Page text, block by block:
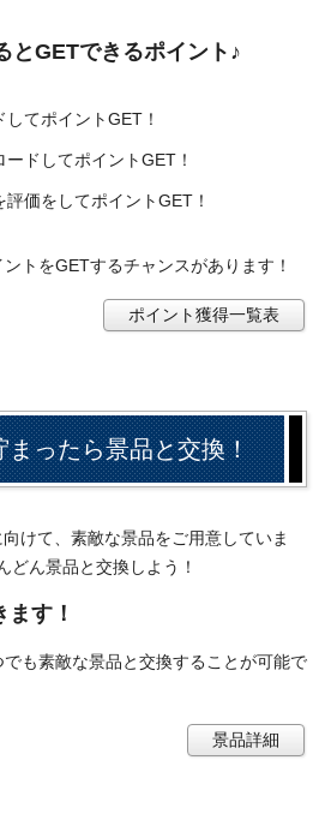
とGETできるポイント♪
てポイントGET！
ドしてポイントGET！
価をしてポイントGET！
トをGETするチャンスがあります！
ポイント獲得一覧表
まったら景品と交換！
けて、素敵な景品をご用意していま
どん景品と交換しよう！
す！
も素敵な景品と交換することが可能で
景品詳細